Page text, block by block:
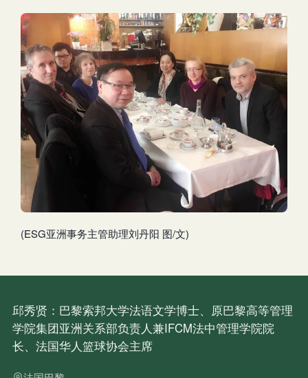
(ESG亚洲事务主管助理刘丹阳 图/文)
邱秀贤：巴黎索邦大学法语文学博士、原巴黎高等管理
学院集团亚洲关系部负责人兼IFCM法中管理学院院
长、法国华人篮球协会主席